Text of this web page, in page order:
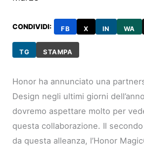
CONDIVIDI: FB X IN WA
TG STAMPA
Honor ha annunciato una
Design negli ultimi giorni
dovremo aspettare molto per
questa collaborazione. Il
da questa alleanza, l’Honor